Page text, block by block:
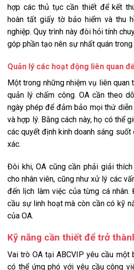
hợp các thủ tục cần thiết để kết
hoàn tất giấy tờ bảo hiểm và thu
nghiệp. Quy trình này đòi hỏi tính
góp phần tạo nên sự nhất quán
Quản lý các hoạt động liên quan
Một trong những nhiệm vụ liên quan
quản lý chấm công. OA cần theo
ngày phép để đảm bảo mọi thứ
và hợp lý. Bằng cách này, họ có thể
các quyết định kinh doanh sáng
xác.
Đôi khi, OA cũng cần phải giải
cho nhân viên, cũng như xử lý các
đến lịch làm việc của từng cá nhân.
cầu sự linh hoạt mà còn cần có kỹ
của OA.
Kỹ năng cần thiết để trở
Vai trò OA tại ABCVIP yêu cầu một
có thể ứng phó với yêu cầu công